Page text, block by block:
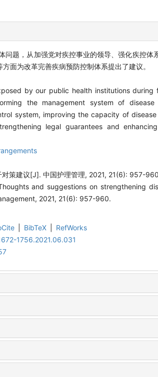
题，从加强党对疾控事业的领导、强化疾控体
面为改革完善疾病预防控制体系提出了建议。
by our public health institutions during
the management system of disease
system, improving the capacity of
legal guarantees and
对策建议[J]. 中国护理管理, 2021, 21(6): 957-
and suggestions on strengthening
2021, 21(6): 957-960.
BibTeX
RefWorks
1756.2021.06.031